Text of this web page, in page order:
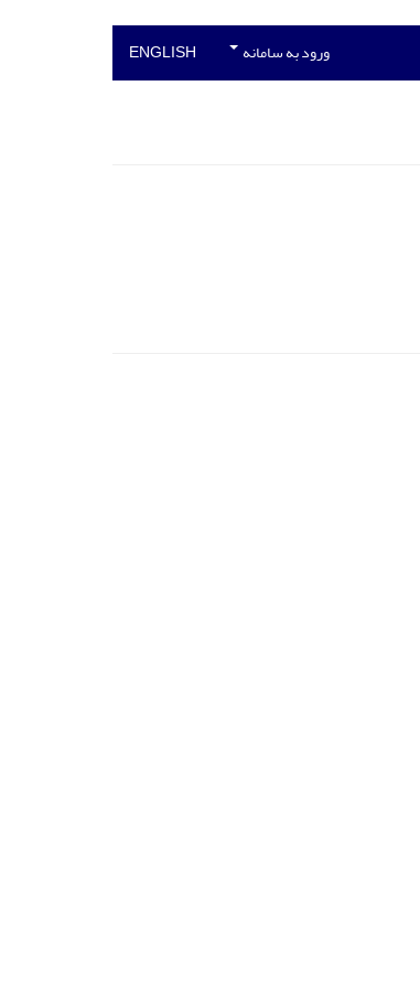
ورود به سامانه ENGLISH